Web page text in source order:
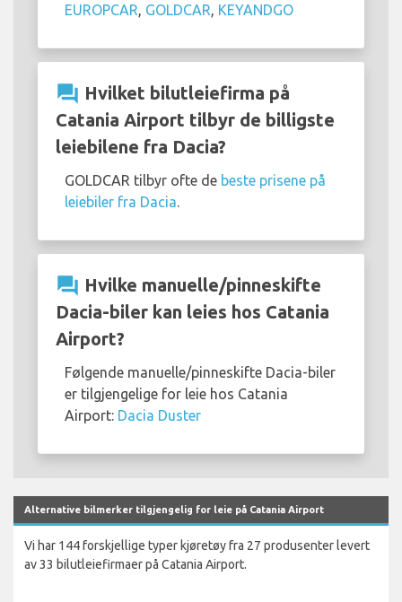
EUROPCAR GOLDCAR KEYANDGO
question_answer Hvilket bilutleiefirma på
Catania Airport tilbyr de billigste
leiebilene fra Dacia?
GOLDCAR tilbyr ofte de beste prisene på
leiebiler fra Dacia
question_answer Hvilke manuelle/pinneskifte
Dacia-biler kan leies hos Catania
Airport?
Følgende manuelle/pinneskifte Dacia-biler
er tilgjengelige for leie hos Catania
Airport: Dacia Duster
Alternative bilmerker tilgjengelig for leie på Catania Airport
Vi har 144 forskjellige typer kjøretøy fra 27 produsenter levert
av 33 bilutleiefirmaer på Catania Airport.